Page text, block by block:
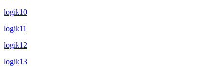
logik10
logik11
logik12
logik13